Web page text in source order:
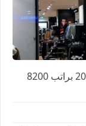
فرص عمل في شركة LC WAIKIKI لسنة 2024 براتب 8200